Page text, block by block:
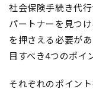
社会保険手続き代
パートナーを見つ
を押さえる必要が
目すべき4つのポイ
それぞれのポイン